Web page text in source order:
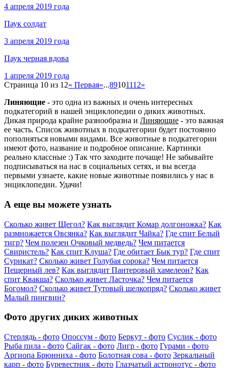
4 апреля 2019 года
Паук солдат
3 апреля 2019 года
Паук черная вдова
1 апреля 2019 года
Страница 10 из 12« Первая«...89101112»
Линяющие - это одна из важных и очень интересных
подкатегорий в нашей энциклопедии о диких животных.
Дикая природа крайне разнообразна и Линяющие - это важная
ее часть. Список животных в подкатегории будет постоянно
пополняться новыми видами. Все животные в подкатегории
имеют фото, название и подробное описание. Картинки
реально классные :) Так что заходите почаще! Не забывайте
подписываться на нас в социальных сетях, и вы всегда
первыми узнаете, какие новые животные появились у нас в
энциклопедии. Удачи!
А еще вы можете узнать
Сколько живет Щегол? Как выглядит Комар долгоножка? Как
размножается Овсянка? Как выглядит Чайка? Где спит Белый
тигр? Чем полезен Очковый медведь? Чем питается
Свиристель? Как спит Клуша? Где обитает Бык тур? Где спит
Сурикат? Сколько живет Голубая сорока? Чем питается
Пещерный лев? Как выглядит Пантеровый хамелеон? Как
спит Квакша? Сколько живет Ласточка? Чем питается
Богомол? Сколько живет Тутовый шелкопряд? Сколько живет
Малый пингвин?
Фото других диких животных
Стерлядь - фото Опоссум - фото Беркут - фото Суслик - фото
Рыба пила - фото Сайгак - фото Лигр - фото Гурами - фото
Аргиопа Брюнниха - фото Болотная сова - фото Зеркальный
карп - фото Буревестник - фото Глазчатый астронотус - фото